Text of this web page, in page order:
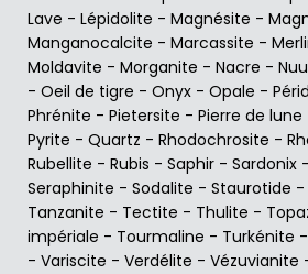
Lave - Lépidolite - Magnésite -
Manganocalcite - Marcassite -
Moldavite - Morganite - Nacre -
- Oeil de tigre - Onyx - Opale -
Phrénite - Pietersite - Pierre de lune
Pyrite - Quartz - Rhodochrosite -
Rubellite - Rubis - Saphir - Sardonix -
Seraphinite - Sodalite - Staurotide -
Tanzanite - Tectite - Thulite -
impériale - Tourmaline - Turkénite -
- Variscite - Verdélite - Vézuvianite